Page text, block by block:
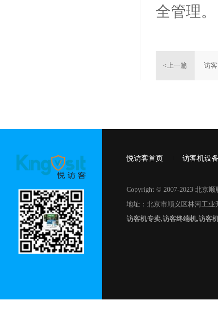
全管理。
<上一篇 访
悦访客首页 访客机设
Copyright © 2007-2023 北京
地址：北京市顺义区林河工业
访客机专卖,访客终端机,访客